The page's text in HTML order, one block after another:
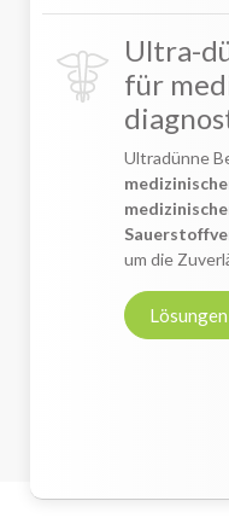
Ultra-
für
Ultradünne
um die